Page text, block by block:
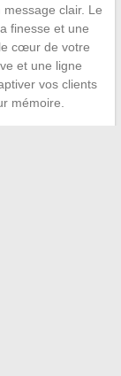
clair. Le
finesse et une
cœur de votre
et une ligne
vos clients
mémoire.